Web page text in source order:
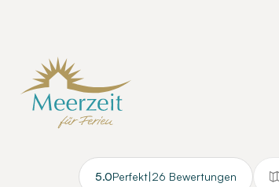
5.0Perfekt|26 Bewertungen